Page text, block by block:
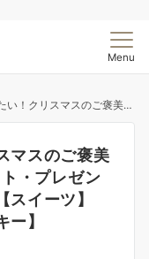
Menu
ト・プレゼント】【ご褒美・お取り寄せ】【スイーツ】【ケーキ】【チョコ】【クッキー】
マスのご褒美
・プレゼン
スイーツ】
】